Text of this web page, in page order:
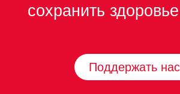
сохранить
Поддержать нас